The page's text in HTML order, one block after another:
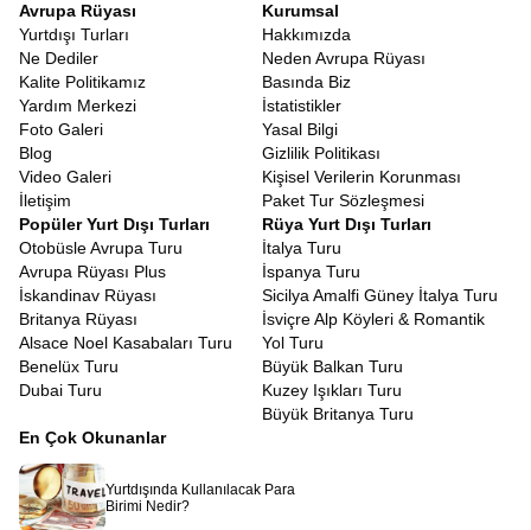
sırasında nehrin iki yakasındaki yeşil tarım arazilerinin hemen
ardında başlayan sonsuz çölü görmek, yaşam ve ölüm arasındaki
ince çizgiyi hatırlatır. Mısırlılar için doğu yakası yaşamı, batı
yakası ise ölümü simgeler. Nil üzerinde süzülürken bu sembolizmi
bizzat yaşayarak öğrenirsiniz.
Eğer klasik tatil anlayışından sıkıldıysanız, deniz kum güneş
üçlüsüne derinlik katmak istiyorsanız,Mısır Tatil Turu
göre bir alternatiftir. Burada deniz sadece yüzmek için değil,
tarihin kıyısında serinlemek içindir. Güneş sadece bronzlaşmak
için değil, Ra’nın kudretini hissetmek içindir. Han El-Halili
Çarşısı’nda baharat kokuları arasında dolaşırken, esnafla
yapacağınız keyifli pazarlıklar, bir kafede oturup nargile içen
yerlileri izlemek, size o coğrafyanın insanını ve ruhunu
tanıtacaktır. Mısır insanının sıcakkanlılığı ve misafirperverliği,
kendinizi yabancı değil, uzun zamandır beklenen bir misafir gibi
hissetmenizi sağlayacaktır.
Mısır bir rüyadır, uyanmak istemeyeceğiniz, etkisinden uzun süre
Piramitlerin gölgesinde geçmişi
düşünmek, Nil’in sularında huzuru bulmak,
mavinin her tonuna şahit olmak hayal gibi görünse de
Rüyasıile bir uçak bileti kadar yakınınızdadır. Sadece bir tur
satın almazsınız, binlerce yıllık bir mirasa ortak olursunuz.
Avrupa Rüyası
Yurtdışı Turları
Ne Dediler
Kalite Politikamız
Yardım Merkezi
Foto Galeri
Blog
Video Galeri
İletişim
Kurumsal
Hakkımızda
Neden Avrupa Rüyası
Basında Biz
İstatistikler
Yasal Bilgi
Gizlilik Politikası
Kişisel Verilerin Korunması
Paket Tur Sözleşmesi
Popüler Yurt Dışı Turları
Otobüsle Avrupa Turu
Avrupa Rüyası Plus
İskandinav Rüyası
Britanya Rüyası
Alsace Noel Kasabaları Turu
Benelüx Turu
Dubai Turu
Rüya Yurt Dışı Turları
İtalya Turu
İspanya Turu
Sicilya Amalfi Güney İtalya Turu
İsviçre Alp Köyleri & Romantik
Yol Turu
Büyük Balkan Turu
Kuzey Işıkları Turu
Büyük Britanya Turu
En Çok Okunanlar
Yurtdışında Kullanılacak Para
Birimi Nedir?